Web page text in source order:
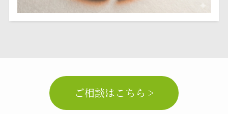
ご相談はこちら >